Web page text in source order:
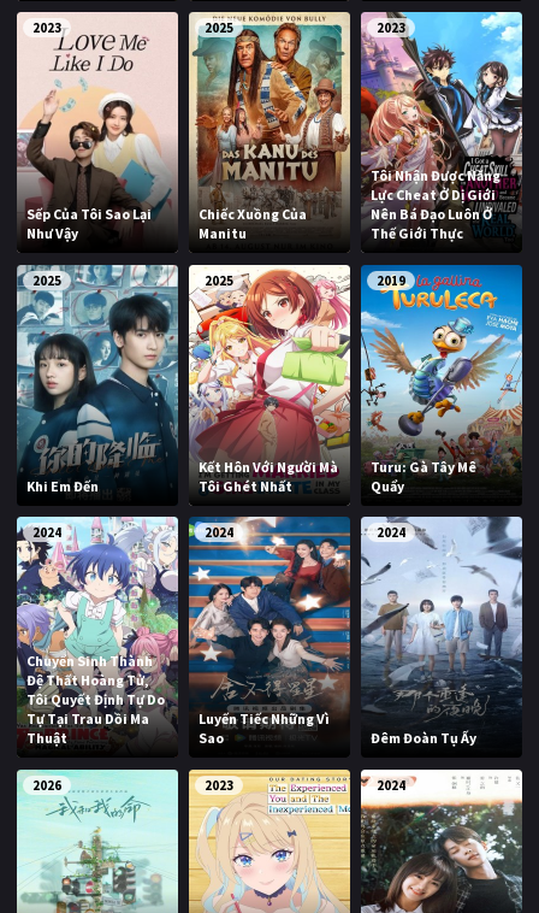
2023
Sếp Của Tôi Sao Lại
Như Vậy
2025
Chiếc Xuồng Của
Manitu
2023
Tôi Nhận Được Năng
Lực Cheat Ở Dị Giới
Nên Bá Đạo Luôn Ở
Thế Giới Thực
2025
Khi Em Đến
2025
Kết Hôn Với Người Mà
Tôi Ghét Nhất
2019
Turu: Gà Tây Mê
Quẩy
2024
Chuyển Sinh Thành
Đệ Thất Hoàng Tử,
Tôi Quyết Định Tự Do
Tự Tại Trau Dồi Ma
Thuật
2024
Luyến Tiếc Những Vì
Sao
2024
Đêm Đoàn Tụ Ấy
2026 2023 2024